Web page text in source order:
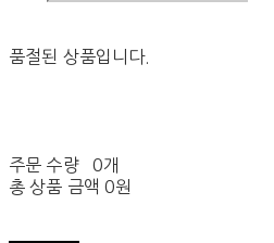
품절된 상품입니다.
주문 수량
0개
총 상품 금액 0원